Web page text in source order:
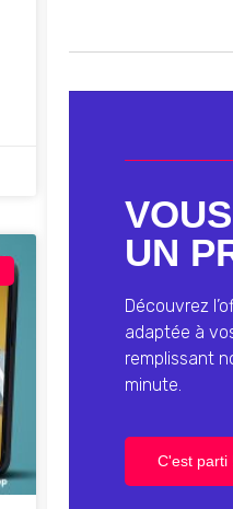
UN
Découvrez
adaptée à
remplissant
minute.
C'est parti